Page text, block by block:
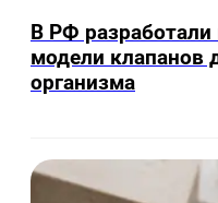
В РФ
модели клапанов
организма